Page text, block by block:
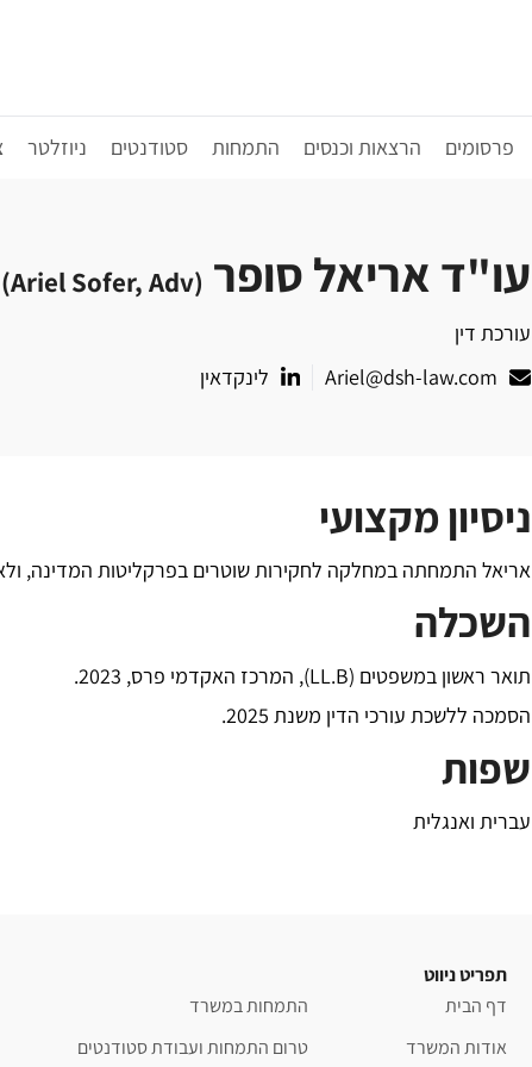
פרסומים הרצאות וכנסים התמחות סטודנטים ניוזלטר
עו"ד אריאל סופר (Ariel Sofer, Adv)
עורכת דין
Ariel@dsh-law.com
לינקדאין
ניסיון מקצועי
אריאל התמחתה במחלקה לחקירות שוטרים בפרקליטות המדינה,
השכלה
תואר ראשון במשפטים (LL.B), המרכז האקדמי פרס, 2023.
הסמכה ללשכת עורכי הדין משנת 2025.
שפות
עברית ואנגלית
תפריט ניווט
דף הבית
אודות המשרד
התמחות במשרד
טרום התמחות ועבודת סטודנטים